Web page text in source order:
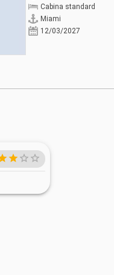
Cabina standard
Miami
12/03/2027